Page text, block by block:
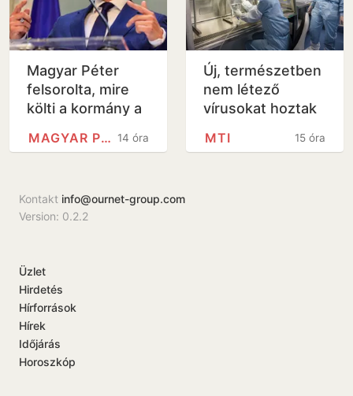
Magyar Péter
felsorolta, mire
költi a kormány a
forintos uniós14 óra
MAGYAR PÉTER
Új, természetben
nem létező
vírusokat hoztak
mesterséges
15 óra
MTI
Kontakt info@ournet-group.com
Version: 0.2.2
Üzlet
Hirdetés
Hírforrások
Hírek
Időjárás
Horoszkóp